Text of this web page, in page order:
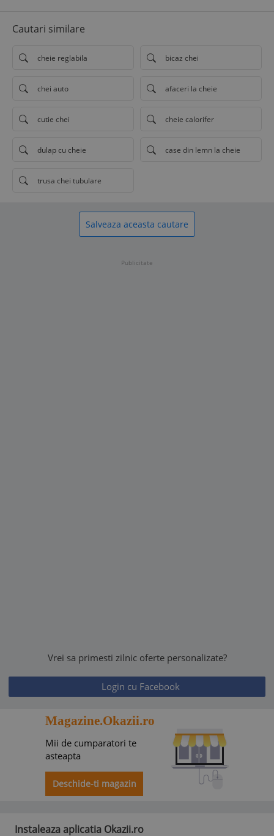
Cautari similare
cheie reglabila bicaz chei
chei auto afaceri la cheie
cutie chei cheie calorifer
dulap cu cheie case din lemn la cheie
trusa chei tubulare
Salveaza aceasta cautare
Publicitate
Vrei sa primesti zilnic oferte personalizate?
Login cu Facebook
Magazine.Okazii.ro
Mii de cumparatori te
asteapta
Deschide-ti magazin
Instaleaza aplicatia Okazii.ro